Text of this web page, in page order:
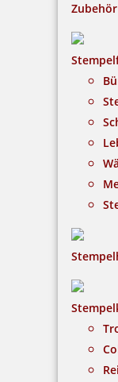
Zubehör
HINWEISE